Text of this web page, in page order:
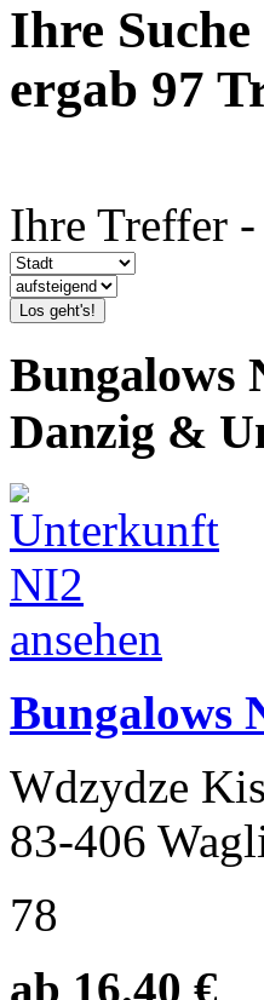
Ihre
ergab 97
Ihre Treffer
Los geht's!
Bungalows
Danzig &
Bungalows
Wdzydze
83-406
78
ab 16.40 €